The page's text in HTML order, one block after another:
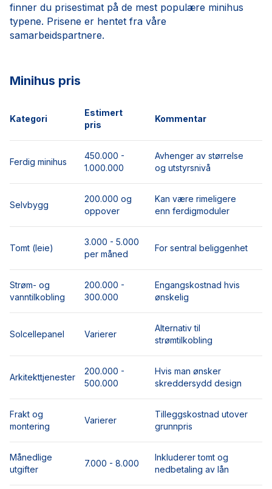
finner du prisestimat på de mest populære minihus
typene. Prisene er hentet fra våre
samarbeidspartnere.
Minihus pris
Kategori
Estimert
pris
Kommentar
Ferdig minihus
450.000 -
1.000.000
Avhenger av størrelse
og utstyrsnivå
Selvbygg
200.000 og
oppover
Kan være rimeligere
enn ferdigmoduler
Tomt (leie)
3.000 - 5.000
per måned
For sentral beliggenhet
Strøm- og
vanntilkobling
200.000 -
300.000
Engangskostnad hvis
ønskelig
Solcellepanel Varierer
Alternativ til
strømtilkobling
Arkitekttjenester
200.000 -
500.000
Hvis man ønsker
skreddersydd design
Frakt og
montering
Varierer
Tilleggskostnad utover
grunnpris
Månedlige
utgifter
7.000 - 8.000
Inkluderer tomt og
nedbetaling av lån